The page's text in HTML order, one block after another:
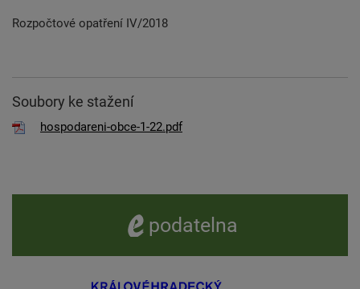
Rozpočtové opatření IV/2018
Soubory ke stažení
hospodareni-obce-1-22.pdf
e -podatelna